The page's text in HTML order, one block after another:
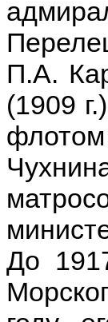
П.А.
(1909
До